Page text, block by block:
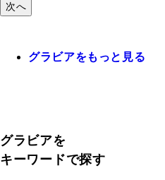
次へ
グラビアをもっと見る
グラビアを
キーワードで探す